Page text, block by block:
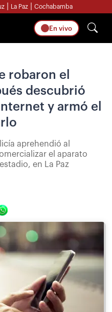
La Paz Cochabamba
En vivo
robaron el
descubrió
y armó el
aprehendió al
el aparato
en La Paz